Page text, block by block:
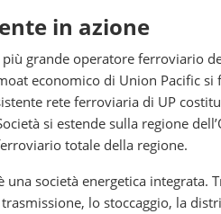
in azione
grande operatore ferroviario
economico di Union Pacific
rete ferroviaria di UP
si estende sulla regione
totale della regione.
una società energetica integrata.
lo stoccaggio, la